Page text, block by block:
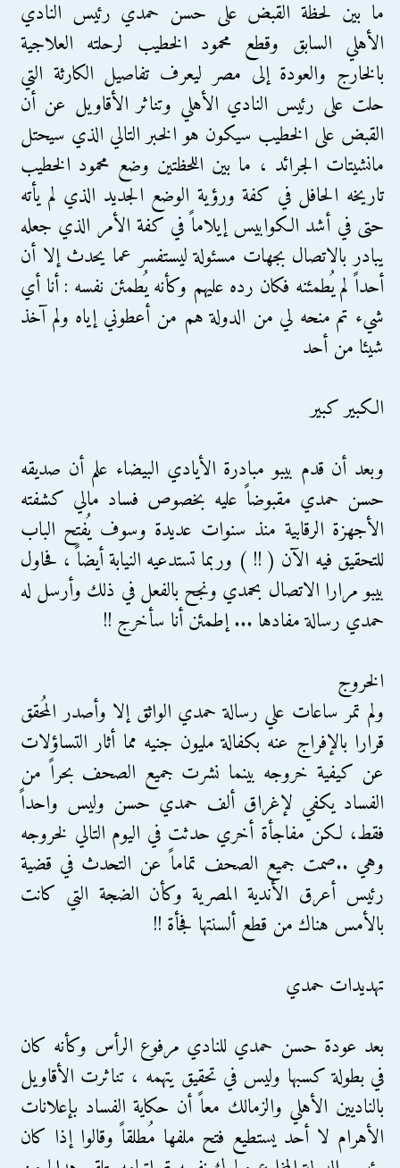
ما بين لحظة القبض على حسن حمدي رئيس النادي
الأهلي السابق وقطع محمود الخطيب لرحلته العلاجية
بالخارج والعودة إلى مصر ليعرف تفاصيل الكارثة التي
حلت على رئيس النادي الأهلي وتناثر الأقاويل عن أن
القبض على الخطيب سيكون هو الخبر التالي الذي سيحتل
مانشيتات الجرائد ، ما بين اللحظتين وضع محمود الخطيب
تاريخه الحافل في كفة ورؤية الوضع الجديد الذي لم يأته
حتى في أشد الكوابيس إيلاماً في كفة الأمر الذي جعله
يبادر بالاتصال بجهات مسئولة ليستفسر عما يحدث إلا أن
أحداً لم يُطمئنه فكان رده عليهم وكأنه يُطمئن نفسه : أنا أي
شيء تم منحه لي من الدولة هم من أعطوني إياه ولم آخذ
شيئا من أحد
الكبير كبير
وبعد أن قدم بيبو مبادرة الأيادي البيضاء علم أن صديقه
حسن حمدي مقبوضاً عليه بخصوص فساد مالي كشفته
الأجهزة الرقابية منذ سنوات عديدة وسوف يُفتح الباب
للتحقيق فيه الآن ( !! ) وربما تستدعيه النيابة أيضاً ، فحاول
بيبو مرارا الاتصال بحمدي ونجح بالفعل في ذلك وأرسل له
حمدي رسالة مفادها ... إطمئن أنا سأخرج !!
الخروج
ولم تمر ساعات علي رسالة حمدي الواثق إلا وأصدر المُحقق
قرارا بالإفراج عنه بكفالة مليون جنيه مما أثار التساؤلات
عن كيفية خروجه بينما نشرت جميع الصحف بحراً من
الفساد يكفي لإغراق ألف حمدي حسن وليس واحداً
فقط، لكن مفاجأة أخري حدثت في اليوم التالي لخروجه
وهي ..صمت جميع الصحف تماماً عن التحدث في قضية
رئيس أعرق الأندية المصرية وكأن الضجة التي كانت
بالأمس هناك من قطع ألسنتها فجأة !!
تهديدات حمدي
بعد عودة حسن حمدي للنادي مرفوع الرأس وكأنه كان
في بطولة كسبها وليس في تحقيق يتهمه ، تناثرت الأقاويل
بالناديين الأهلي والزمالك معاً أن حكاية الفساد بإعلانات
الأهرام لا أحد يستطيع فتح ملفها مُطلقاً وقالوا إذا كان